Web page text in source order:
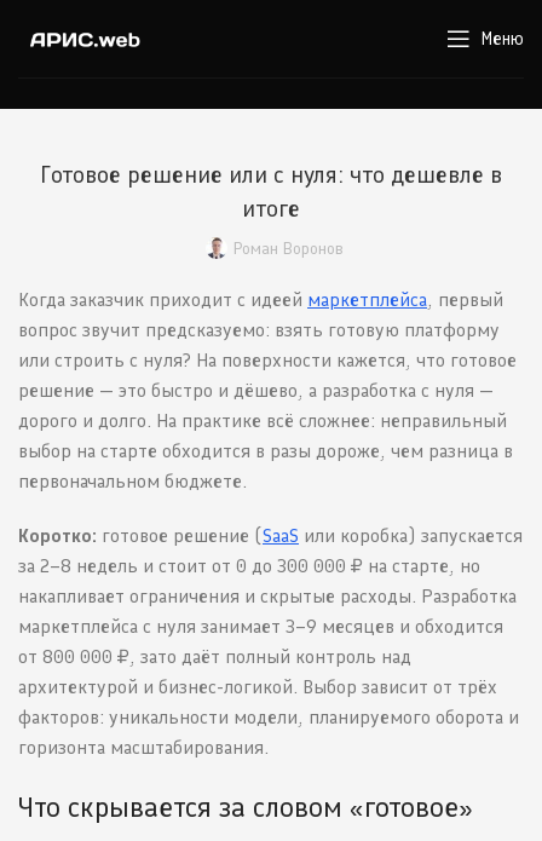
Меню
Готовое решение или с нуля: что дешевле в
итоге
Роман Воронов
Когда заказчик приходит с идеей маркетплейса, первый
вопрос звучит предсказуемо: взять готовую платформу
или строить с нуля? На поверхности кажется, что готовое
решение — это быстро и дёшево, а разработка с нуля —
дорого и долго. На практике всё сложнее: неправильный
выбор на старте обходится в разы дороже, чем разница в
первоначальном бюджете.
Коротко: готовое решение (SaaS или коробка) запускается
за 2–8 недель и стоит от 0 до 300 000 ₽ на старте, но
накапливает ограничения и скрытые расходы. Разработка
маркетплейса с нуля занимает 3–9 месяцев и обходится
от 800 000 ₽, зато даёт полный контроль над
архитектурой и бизнес-логикой. Выбор зависит от трёх
факторов: уникальности модели, планируемого оборота и
горизонта масштабирования.
Что скрывается за словом «готовое»